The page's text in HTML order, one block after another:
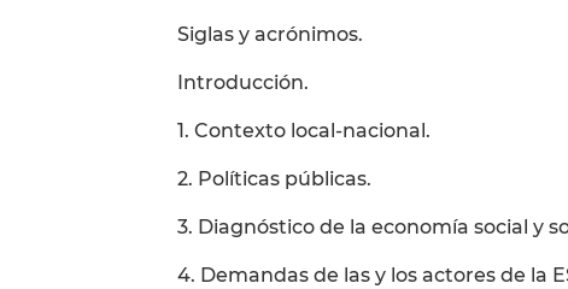
Siglas y acrónimos.
Introducción.
1. Contexto local-nacional.
2. Políticas públicas.
3. Diagnóstico de la economía social y
4. Demandas de las y los actores de la